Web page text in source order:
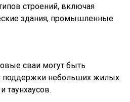
строений, включая
здания, промышленные
сваи могут быть
поддержки небольших жилых
таунхаусов.